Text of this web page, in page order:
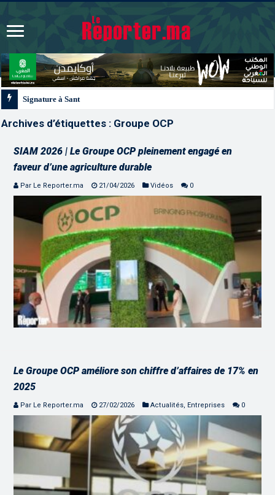
Signature à Santiago d’un protocole de coopération sanitaire et
Archives d’étiquettes : Groupe OCP
SIAM 2026 | Le Groupe OCP pleinement engagé en
faveur d’une agriculture durable
Par Le Reporter.ma 21/04/2026 Vidéos 0
Le Groupe OCP améliore son chiffre d’affaires de 17% en
2025
Par Le Reporter.ma 27/02/2026 Actualités, Entreprises 0